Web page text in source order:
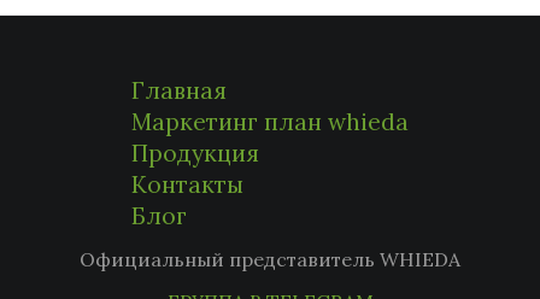
Главная
Маркетинг план whieda
Продукция
Контакты
Блог
Официальный представитель WHIEDA